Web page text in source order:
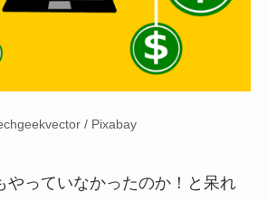
/ Pixabay
やっていなかったのか！と呆れ